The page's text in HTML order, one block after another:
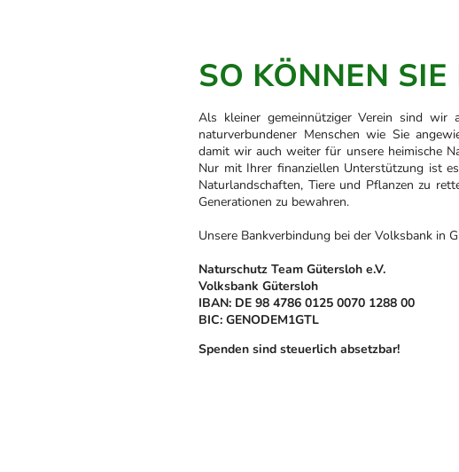
SO KÖNNEN SIE
Als kleiner gemeinnütziger Verein sind wir
naturverbundener Menschen wie Sie
damit wir auch weiter für unsere heimische
Nur mit Ihrer finanziellen Unterstützung ist
Naturlandschaften, Tiere und Pflanzen zu
Generationen zu bewahren.
Unsere Bankverbindung bei der Volksbank in
Naturschutz Team Gütersloh e.V.
Volksbank Gütersloh
IBAN: DE 98 4786 0125 0070 1288 00
BIC: GENODEM1GTL
Spenden sind steuerlich absetzbar!